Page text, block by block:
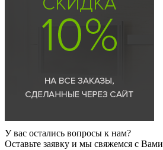
У вас остались вопросы к нам?
Оставьте заявку и мы свяжемся с Вами